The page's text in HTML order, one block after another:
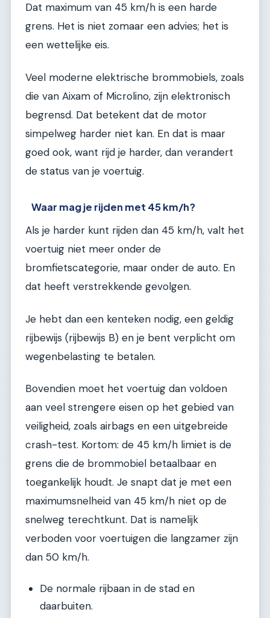
Dat maximum van 45 km/h is een harde
grens. Het is niet zomaar een advies; het is
een wettelijke eis.
Veel moderne elektrische brommobiels, zoals
die van Aixam of Microlino, zijn elektronisch
begrensd. Dat betekent dat de motor
simpelweg harder niet kan. En dat is maar
goed ook, want rijd je harder, dan verandert
de status van je voertuig.
Waar mag je rijden met 45 km/h?
Als je harder kunt rijden dan 45 km/h, valt het
voertuig niet meer onder de
bromfietscategorie, maar onder de auto. En
dat heeft verstrekkende gevolgen.
Je hebt dan een kenteken nodig, een geldig
rijbewijs (rijbewijs B) en je bent verplicht om
wegenbelasting te betalen.
Bovendien moet het voertuig dan voldoen
aan veel strengere eisen op het gebied van
veiligheid, zoals airbags en een uitgebreide
crash-test. Kortom: de 45 km/h limiet is de
grens die de brommobiel betaalbaar en
toegankelijk houdt. Je snapt dat je met een
maximumsnelheid van 45 km/h niet op de
snelweg terechtkunt. Dat is namelijk
verboden voor voertuigen die langzamer zijn
dan 50 km/h.
De normale rijbaan in de stad en
daarbuiten.